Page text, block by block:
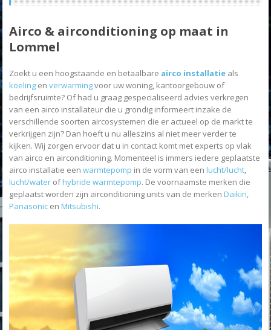
Airco & airconditioning op maat in
Lommel
Zoekt u een hoogstaande en betaalbare airco installatie als
koeling enverwarmingvoor uw woning, kantoorgebouw of
bedrijfsruimte? Of had u graag gespecialiseerd advies verkregen
van een airco installateur die u grondig informeert inzake de
verschillende soorten aircosystemen die er actueel op de markt te
verkrijgen zijn? Dan hoeft u nu alleszins al niet meer verder te
kijken. Wij zorgen ervoor dat u in contact komt met experts op vlak
van airco en airconditioning. Momenteel is immers iedere geplaatste
airco installatie eenwarmtepomp in de vorm van eenlucht/lucht
lucht/water ofhybride warmtepomp. De voornaamste merken die
geplaatst worden zijn airconditioning units van de merkenDaikin
Panasonic enMitsubishi.